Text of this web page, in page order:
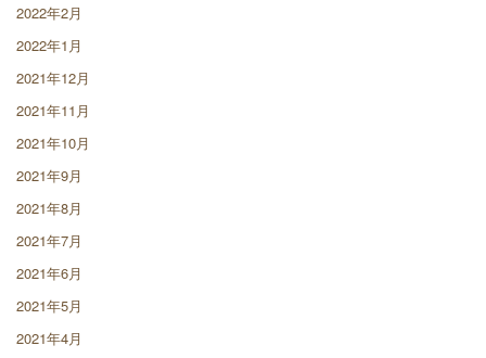
2022年2月
2022年1月
2021年12月
2021年11月
2021年10月
2021年9月
2021年8月
2021年7月
2021年6月
2021年5月
2021年4月